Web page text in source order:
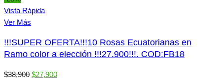
Vista Rápida
Ver Más
!!!SUPER OFERTA!!!10 Rosas Ecuatorianas en
Ramo color a elección !!!27.900!!!. COD:FB18
$38,900 El
$27,900El